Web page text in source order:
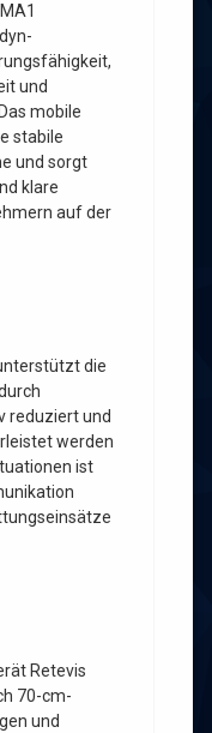
und
mobile
stabile
und sorgt
klare
auf der
die
reduziert und
werden
ist
Retevis
70-cm-
und